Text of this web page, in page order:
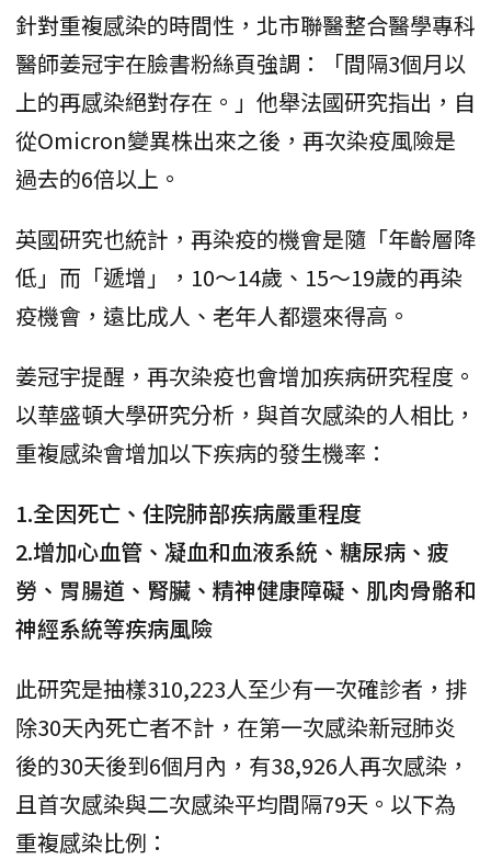
針對重複感染的時間性，北市聯醫整合醫學專科
醫師姜冠宇在臉書粉絲頁強調：「間隔3個月以
上的再感染絕對存在。」他舉法國研究指出，自
從Omicron變異株出來之後，再次染疫風險是
過去的6倍以上。
英國研究也統計，再染疫的機會是隨「年齡層降
低」而「遞增」，10～14歲、15～19歲的再染
疫機會，遠比成人、老年人都還來得高。
姜冠宇提醒，再次染疫也會增加疾病研究程度。
以華盛頓大學研究分析，與首次感染的人相比，
重複感染會增加以下疾病的發生機率：
1.全因死亡、住院肺部疾病嚴重程度
2.增加心血管、凝血和血液系統、糖尿病、疲
勞、胃腸道、腎臟、精神健康障礙、肌肉骨骼和
神經系統等疾病風險
此研究是抽樣310,223人至少有一次確診者，排
除30天內死亡者不計，在第一次感染新冠肺炎
後的30天後到6個月內，有38,926人再次感染，
且首次感染與二次感染平均間隔79天。以下為
重複感染比例：